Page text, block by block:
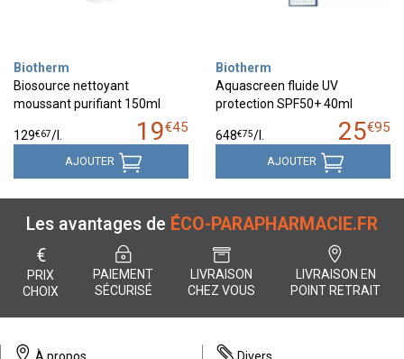
Biotherm
Biosource nettoyant
moussant purifiant 150ml
19€45
129€67/
AJOUTER
Biotherm
Aquascreen fluide UV
protection SPF50+ 40ml
25€95
648€75/
AJOUTER
Les avantages de ÉCO-PARAPHARMACIE.FR
€
PRIX
CHOIX
PAIEMENT
SÉCURISÉ
LIVRAISON
CHEZ VOUS
LIVRAISON EN
POINT RETRAIT